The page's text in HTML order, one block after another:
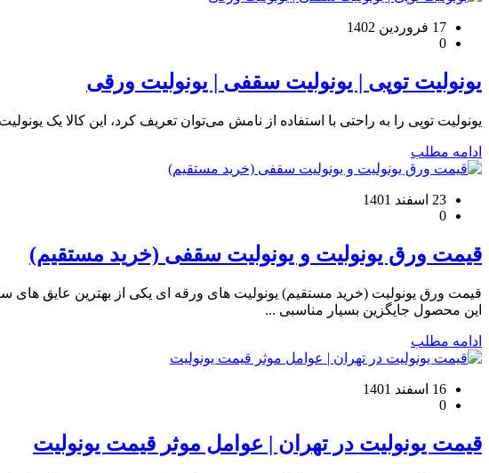
17 فروردین 1402
0
یونولیت توپی | یونولیت سقفی | یونولیت ورقی
یونولیت توپی را به راحتی با استفاده از نامش می‌توان تعریف کرد، این کالا یک
ادامه مطلب
23 اسفند 1401
0
قیمت ورق یونولیت و یونولیت سقفی (خرید مستقیم)
قیمت ورق یونولیت (خرید مستقیم) یونولیت های ورقه ای یکی از بهترین عایق
این محصول جایگزین بسیار مناسبی ...
ادامه مطلب
16 اسفند 1401
0
قیمت یونولیت در تهران | عوامل موثر قیمت یونولیت